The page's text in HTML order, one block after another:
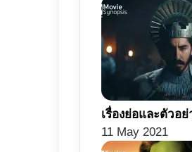
เรื่องย่อและตัวอ
11 May 2021